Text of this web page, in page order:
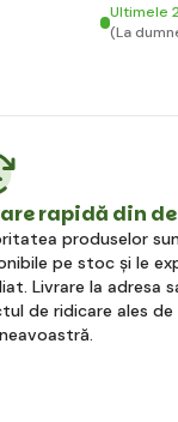
Ultimele
(La
rapidă din
produselor
pe stoc și le
Livrare la adresa
de ridicare ales de